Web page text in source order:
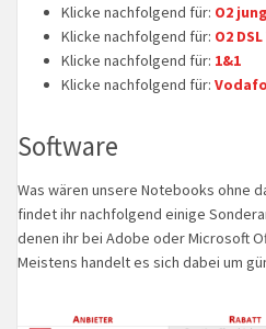
Klicke nachfolgend für: O2
Klicke nachfolgend für: O2
Klicke nachfolgend für: 1&1
Klicke nachfolgend für:
Software
Was wären unsere Notebooks ohne
findet ihr nachfolgend einige
denen ihr bei Adobe oder Microsoft
Meistens handelt es sich dabei um